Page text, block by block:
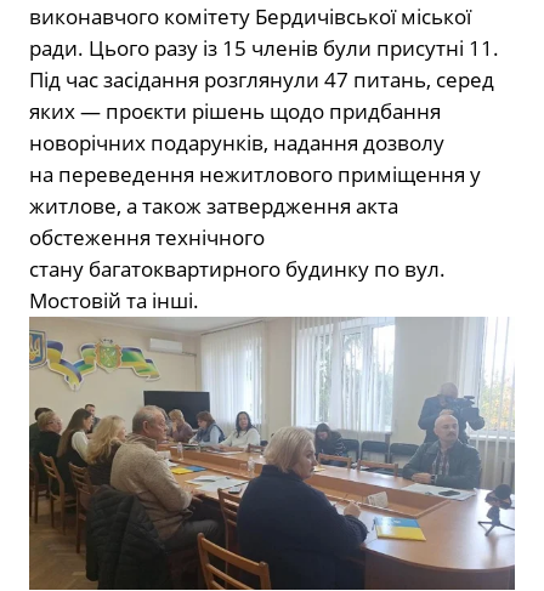
виконавчого комітету Бердичівської міської
ради. Цього разу із 15 членів були присутні 11.
Під час засідання розглянули 47 питань, серед
яких — проєкти рішень щодо придбання
новорічних подарунків, надання дозволу
на переведення нежитлового приміщення у
житлове, а також затвердження акта
обстеження технічного
стану багатоквартирного будинку по вул.
Мостовій та інші.